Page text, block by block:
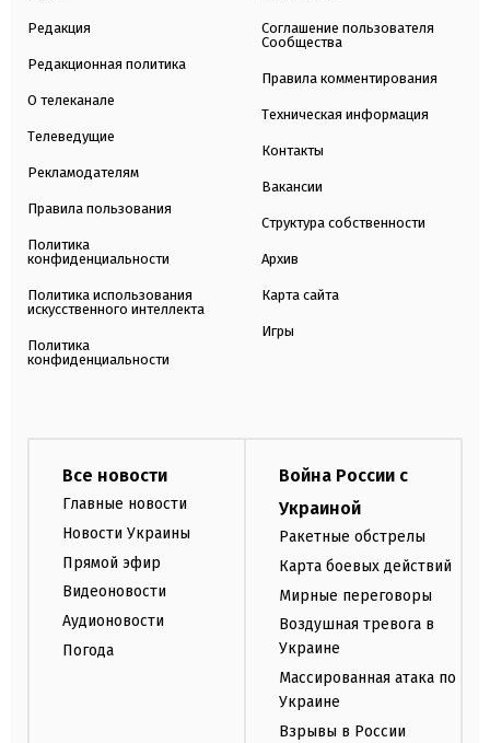
Редакция
Редакционная политика
О телеканале
Телеведущие
Рекламодателям
Правила пользования
Политика
конфиденциальности
Политика использования
искусственного интеллекта
Политика
конфиденциальности
Соглашение пользователя
Сообщества
Правила комментирования
Техническая информация
Контакты
Вакансии
Структура собственности
Архив
Карта сайта
Игры
Все новости
Главные новости
Новости Украины
Прямой эфир
Видеоновости
Аудионовости
Погода
Война России с
Украиной
Ракетные обстрелы
Карта боевых действий
Мирные переговоры
Воздушная тревога в
Украине
Массированная атака по
Украине
Взрывы в России